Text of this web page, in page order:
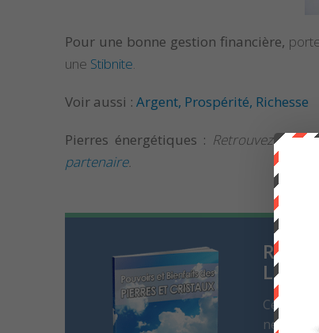
Pour une bonne gestion financière,
une Stibnite.
Voir aussi : Argent, Prospérité, Richesse
Pierres énergétiques : Retrouvez la
partenaire.
Cet